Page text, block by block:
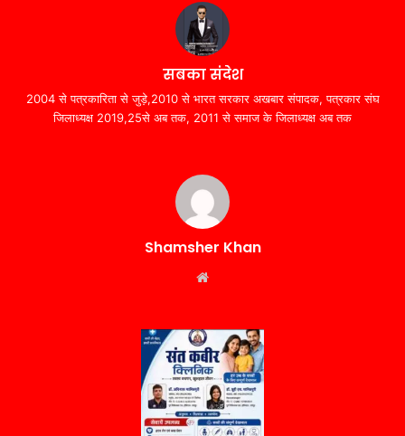
सबका संदेश
2004 से पत्रकारिता से जुड़े,2010 से भारत सरकार अखबार संपादक, पत्रकार संघ
जिलाध्यक्ष 2019,25से अब तक, 2011 से समाज के जिलाध्यक्ष अब तक
Shamsher Khan